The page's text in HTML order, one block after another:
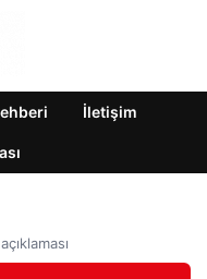
İletişim